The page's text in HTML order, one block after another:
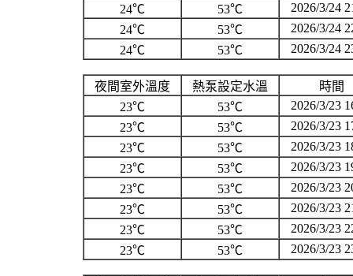
24℃
53℃
2026/3/24
24℃
53℃
2026/3/24
24℃
53℃ 2026/3/24
夜間室外溫度 熱泵設定水溫
時間
23℃
53℃
2026/3/23
23℃
53℃
2026/3/23
23℃
53℃
2026/3/23
23℃
53℃
2026/3/23
23℃
53℃
2026/3/23
23℃
53℃
2026/3/23
23℃
53℃
2026/3/23
23℃
53℃ 2026/3/23